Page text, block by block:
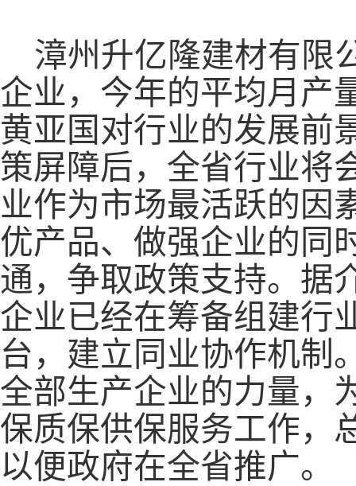
漳州升亿隆建材有限
企业，今年的平均月产
黄亚国对行业的发展前
策屏障后，全省行业将
业作为市场最活跃的因
优产品、做强企业的同
通，争取政策支持。据
企业已经在筹备组建行
台，建立同业协作机制
全部生产企业的力量，
保质保供保服务工作，
以便政府在全省推广。